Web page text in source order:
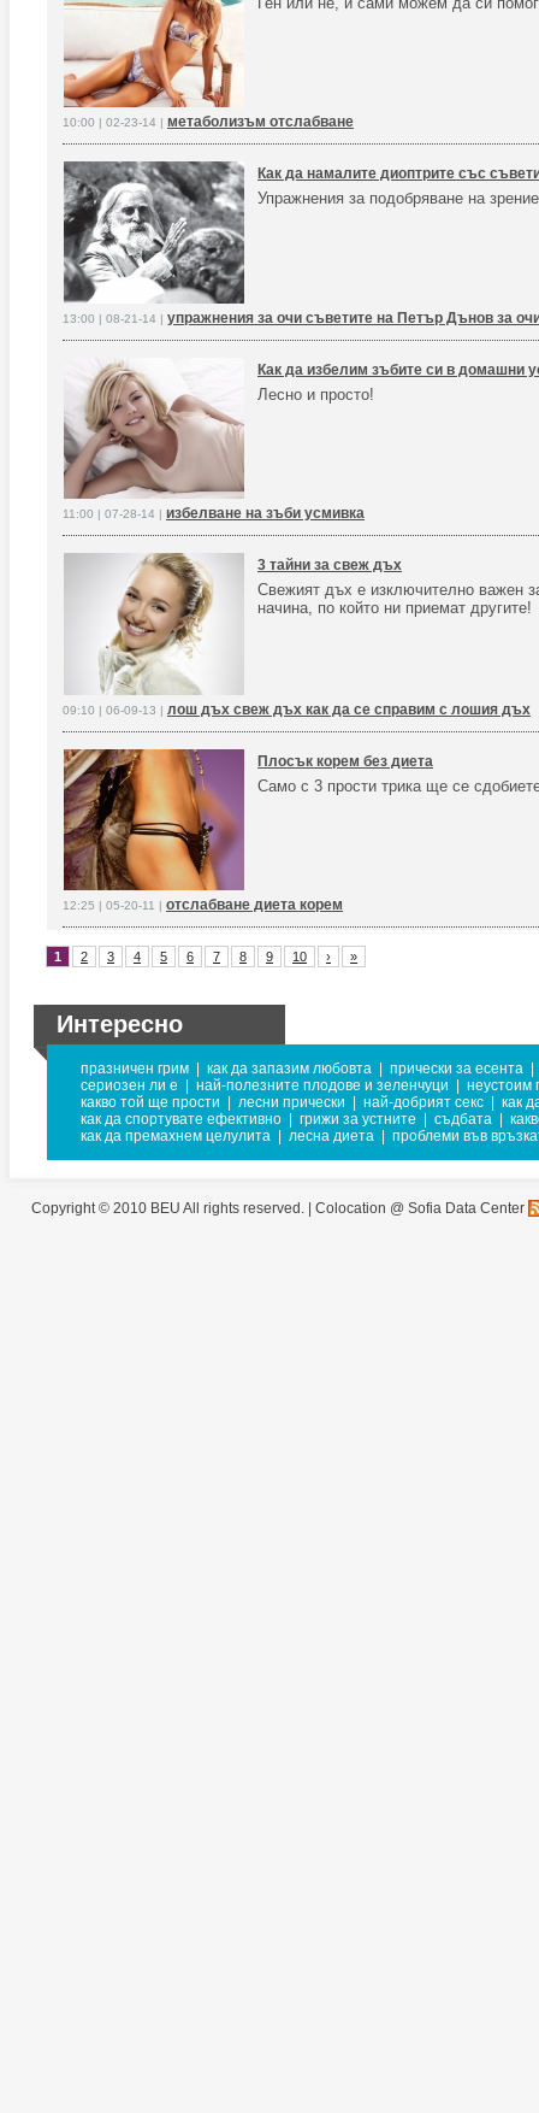
10:00 | 02-23-14 | метаболизъм отслабване
Как да намалите диоптрите със
Упражнения за подобряване на
13:00 | 08-21-14 | упражнения за очи съветите на Петър Дънов за
Как да избелим зъбите си в домашни
Лесно и просто!
11:00 | 07-28-14 | избелване на зъби усмивка
3 тайни за свеж дъх
Свежият дъх е изключително важен
начина, по който ни приемат другите!
09:10 | 06-09-13 | лош дъх свеж дъх как да се справим с лошия дъх
Плосък корем без диета
Само с 3 прости трика ще се
12:25 | 05-20-11 | отслабване диета корем
1 2 3 4 5 6 7 8 9 10 › »
Интересно
празничен грим как да запазим любовта прически за есента
сериозен ли е
най-полезните плодове и зеленчуци
неустоим
какво той ще прости
лесни прически най-добрият секс
как
как да спортувате ефективно
грижи за устните съдбата
как да премахнем целулита
лесна диета проблеми във
Copyright © 2010 BEU All rights reserved. | Colocation @ Sofia Data Center